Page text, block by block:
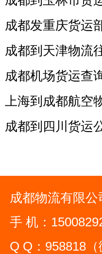
成都发重庆货运
成都到天津物流
成都机场货运查
上海到成都航空
成都到四川货运
成都物流有限公
手 机：
Q Q：958818（